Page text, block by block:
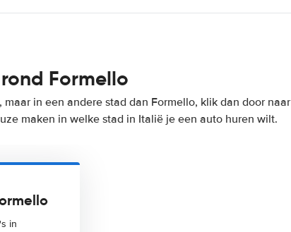
Formello
in een andere stad dan Formello, klik dan door naar
maken in welke stad in Italië je een auto huren wilt.
in